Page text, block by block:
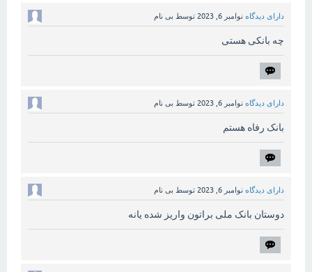
دارای دیدگاه نوامبر 6, 2023 توسط بی نام
چه بانکی هستی
دارای دیدگاه نوامبر 6, 2023 توسط بی نام
بانک رفاه هستم
دارای دیدگاه نوامبر 6, 2023 توسط بی نام
دوستان بانک ملی براتون واریز شده یانه